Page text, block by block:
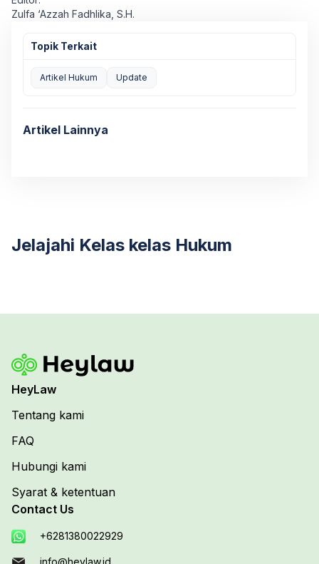
Zulfa ‘Azzah Fadhlika, S.H.
Topik Terkait
Artikel Hukum Update
Artikel Lainnya
Jelajahi Kelas kelas Hukum
HeyLaw
Tentang kami
FAQ
Hubungi kami
Syarat & ketentuan
Contact Us
+6281380022929
info@heylaw.id